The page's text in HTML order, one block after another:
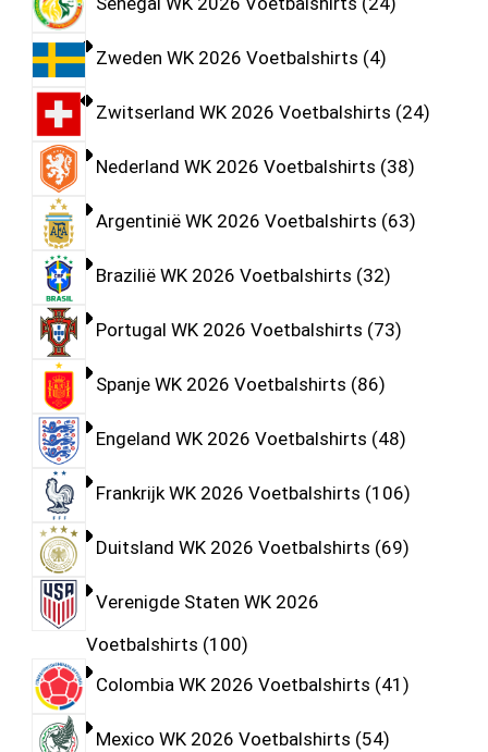
Zweden WK 2026 Voetbalshirts 4
Zwitserland WK 2026 Voetbalshirts 24
Nederland WK 2026 Voetbalshirts 38
Argentinië WK 2026 Voetbalshirts 63
Brazilië WK 2026 Voetbalshirts 32
Portugal WK 2026 Voetbalshirts 73
Spanje WK 2026 Voetbalshirts 86
Engeland WK 2026 Voetbalshirts 48
Frankrijk WK 2026 Voetbalshirts 106
Duitsland WK 2026 Voetbalshirts 69
Verenigde Staten WK 2026
Voetbalshirts 100
Colombia WK 2026 Voetbalshirts 41
Mexico WK 2026 Voetbalshirts 54